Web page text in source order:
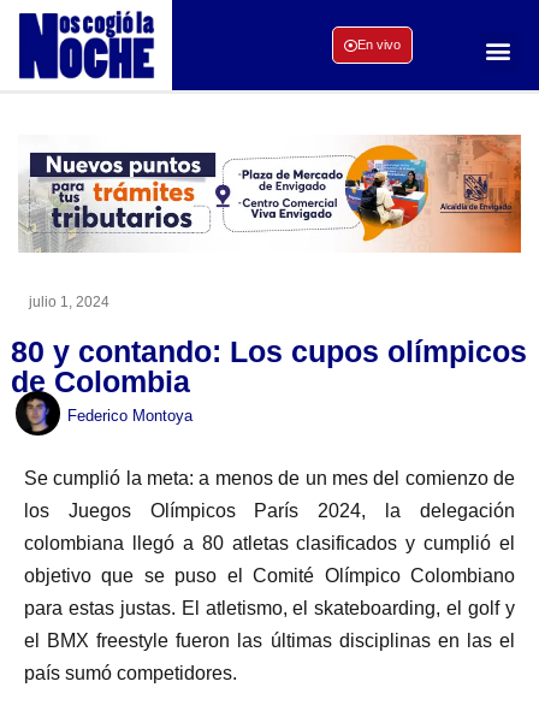
En vivo
julio 1, 2024
80 y contando: Los cupos olímpicos
de Colombia
Federico Montoya
Se cumplió la meta: a menos de un mes del comienzo de
los Juegos Olímpicos París 2024, la delegación
colombiana llegó a 80 atletas clasificados y cumplió el
objetivo que se puso el Comité Olímpico Colombiano
para estas justas. El atletismo, el skateboarding, el golf y
el BMX freestyle fueron las últimas disciplinas en las el
país sumó competidores.